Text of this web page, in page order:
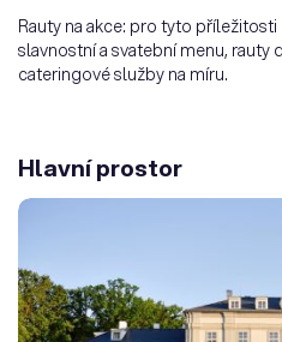
Rauty na akce: pro tyto
slavnostní a svatební menu, rauty
cateringové služby na míru.
Hlavní prostor